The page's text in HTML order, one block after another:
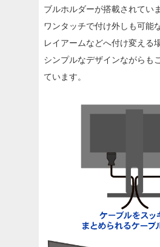
ブルホルダーが搭載されてい
ワンタッチで付け外しも可能
レイアームなどへ付け変える
シンプルなデザインながらも
ています。